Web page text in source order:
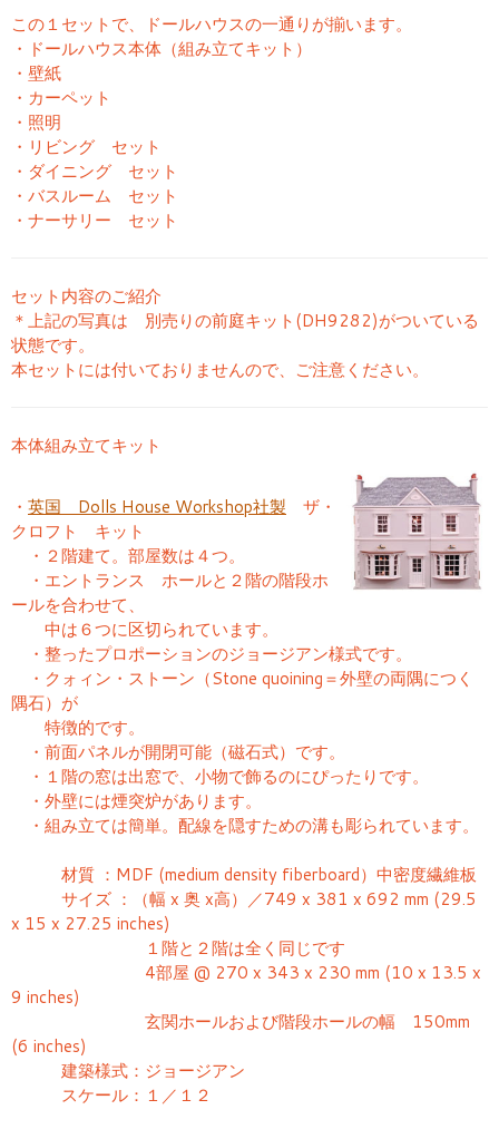
この１セットで、ドールハウスの一通りが揃います。
・ドールハウス本体（組み立てキット）
・壁紙
・カーペット
・照明
・リビング セット
・ダイニング セット
・バスルーム セット
・ナーサリー セット
セット内容のご紹介
＊上記の写真は 別売りの前庭キット(DH9282)がついている
状態です。
本セットには付いておりませんので、ご注意ください。
本体組み立てキット
・ 英国 Dolls House Workshop社製 ザ・
クロフト キット
・２階建て。部屋数は４つ。
・エントランス ホールと２階の階段ホ
ールを合わせて、
中は６つに区切られています。
・整ったプロポーションのジョージアン様式です。
・クォィン・ストーン（Stone quoining＝外壁の両隅につく
隅石）が
特徴的です。
・前面パネルが開閉可能（磁石式）です。
・１階の窓は出窓で、小物で飾るのにぴったりです。
・外壁には煙突炉があります。
・組み立ては簡単。配線を隠すための溝も彫られています。
材質 ：MDF (medium density fiberboard）中密度繊維板
サイズ ：（幅 x 奥 x高）／749 x 381 x 692 mm (29.5
x 15 x 27.25 inches)
１階と２階は全く同じです
4部屋 @ 270 x 343 x 230 mm (10 x 13.5 x
9 inches)
玄関ホールおよび階段ホールの幅 150mm
(6 inches)
建築様式：ジョージアン
スケール：１／１２